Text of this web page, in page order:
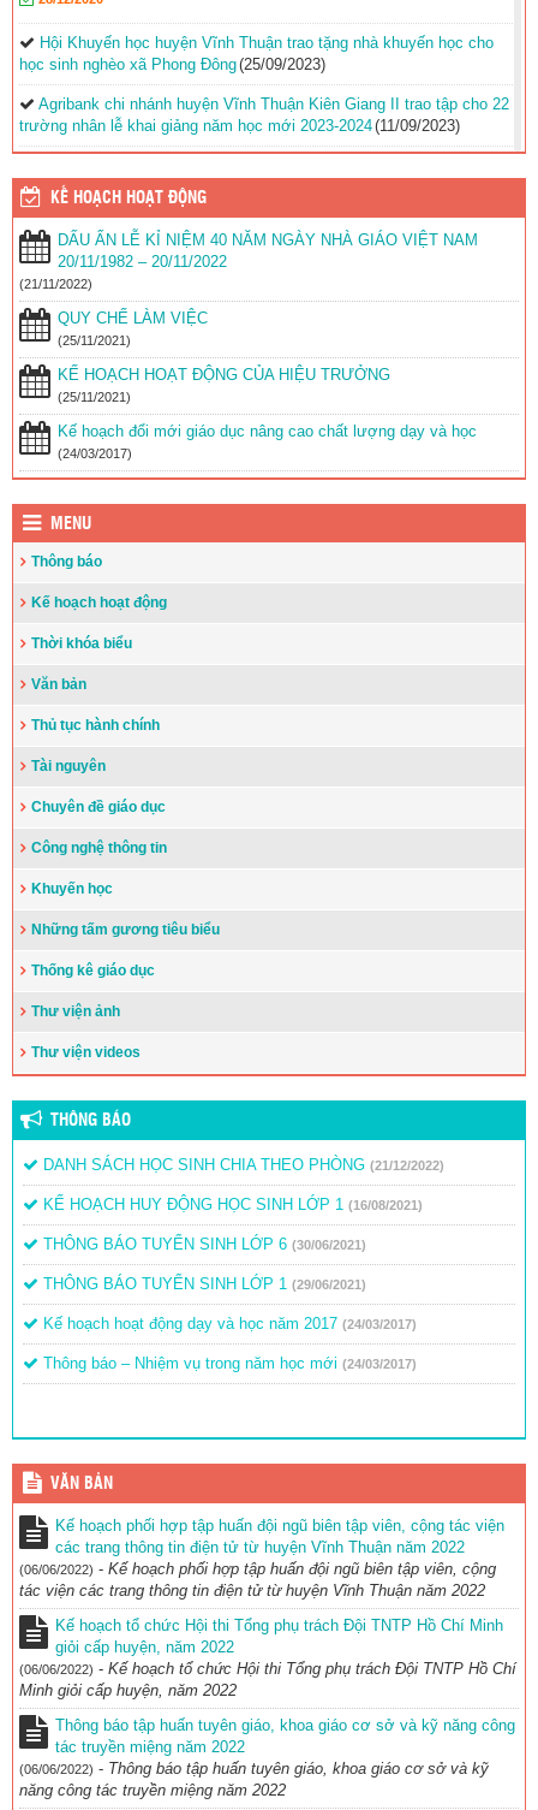
Hội Khuyến học huyện Vĩnh Thuận trao tặng nhà khuyến học cho
học sinh nghèo xã Phong Đông(25/09/2023)
Agribank chi nhánh huyện Vĩnh Thuận Kiên Giang II trao tập cho 22
trường nhân lễ khai giảng năm học mới 2023-2024(11/09/2023)
huyện Vĩnh Thuận (05/09/2023)
Thư của Chủ tịch nước Võ Văn Thưởng gửi ngành giáo dục nhân
dịp khai giảng năm học 2023-2024(04/09/2023)
Phối hợp với ngành giáo dục trên địa bàn huyện Vĩnh Thuận trong
công tác thu hộ học phí (30/08/2023)
Vĩnh Thuận sẵn sàng cho năm học mới 2023-2024
Tổng kết năm học 2022-2023 và triển khai phương hướng, nhiệm
vụ trọng tâm năm học 2023-2024 (30/08/2023)
Trao 20 suất quà cho học sinh có hoàn cảnh khó khăn trước thềm
năm học mới (25/08/2023)
Toà án nhân dân tỉnh Kiên Giang tặng Quỹ khuyến học huyện Vĩnh
Thuận trước thềm năm học 2023-2024
Đẩy nhanh tiến độ thi công “Công trình xây nhà khuyến học năm
2023” tặng học sinh nghèo vượt khó học giỏi hiện chưa có nhà
(10/08/2023)
KẾ HOẠCH HOẠT ĐỘNG
DẤU ẤN LỄ KỈ NIỆM 40 NĂM NGÀY NHÀ GIÁO VIỆT NAM
20/11/1982 – 20/11/2022
(21/11/2022)
QUY CHẾ LÀM VIỆC
(25/11/2021)
KẾ HOẠCH HOẠT ĐỘNG CỦA HIỆU TRƯỞNG
(25/11/2021)
Kế hoạch đổi mới giáo dục nâng cao chất lượng dạy và học
(24/03/2017)
MENU
Thông báo
Kế hoạch hoạt động
Thời khóa biểu
Văn bản
Thủ tục hành chính
Tài nguyên
Chuyên đề giáo dục
Công nghệ thông tin
Khuyến học
Những tấm gương tiêu biểu
Thống kê giáo dục
Thư viện ảnh
Thư viện videos
THÔNG BÁO
DANH SÁCH HỌC SINH CHIA THEO PHÒNG (21/12/2022)
KẾ HOẠCH HUY ĐỘNG HỌC SINH LỚP 1 (16/08/2021)
THÔNG BÁO TUYỂN SINH LỚP 6 (30/06/2021)
THÔNG BÁO TUYỂN SINH LỚP 1 (29/06/2021)
Kế hoạch hoạt động dạy và học năm 2017 (24/03/2017)
Thông báo – Nhiệm vụ trong năm học mới (24/03/2017)
VĂN BẢN
Kế hoạch phối hợp tập huấn đội ngũ biên tập viên, cộng tác viện
các trang thông tin điện tử từ huyện Vĩnh Thuận năm 2022
(06/06/2022) - Kế hoạch phối hợp tập huấn đội ngũ biên tập viên, cộng
tác viện các trang thông tin điện tử từ huyện Vĩnh Thuận năm 2022
Kế hoạch tổ chức Hội thi Tổng phụ trách Đội TNTP Hồ Chí Minh
giỏi cấp huyện, năm 2022
(06/06/2022) - Kế hoạch tổ chức Hội thi Tổng phụ trách Đội TNTP Hồ Chí
Minh giỏi cấp huyện, năm 2022
Thông báo tập huấn tuyên giáo, khoa giáo cơ sở và kỹ năng công
tác truyền miệng năm 2022
(06/06/2022) - Thông báo tập huấn tuyên giáo, khoa giáo cơ sở và kỹ
năng công tác truyền miệng năm 2022